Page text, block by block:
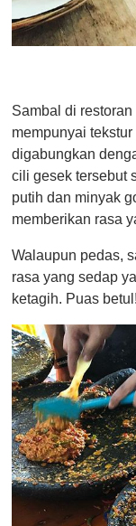
Sambal di
mempunyai
digabungkan
cili gesek tersebut
putih dan minyak
memberikan rasa
Walaupun pedas,
rasa yang sedap
ketagih. Puas betul!